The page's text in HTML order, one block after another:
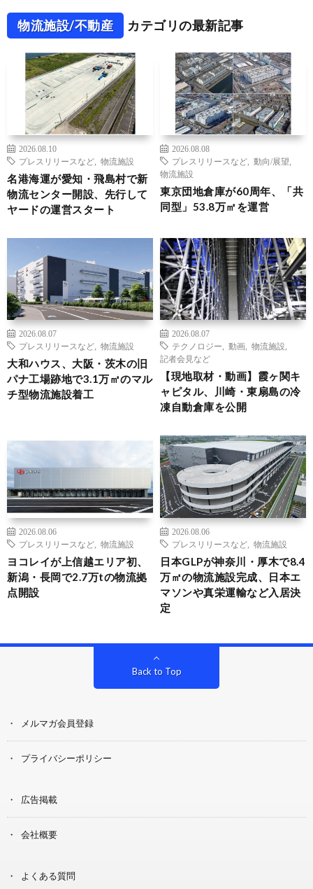
物流施設/不動産 カテゴリの最新記事
2026.08.10
プレスリリースなど
物流施設
名港海運が愛知・飛島村で新
物流センター開設、先行して
ヤードの運営スタート
2026.08.08
プレスリリースなど
動向/展望
物流施設
東京団地倉庫が60周年、「共
同型」53.8万㎡を運営
2026.08.07
プレスリリースなど
物流施設
大和ハウス、大阪・茨木の旧
パナ工場跡地で3.1万㎡のマル
チ型物流施設着工
2026.08.07
テクノロジー
動画 物流施設
記者会見など
【現地取材・動画】霞ヶ関キ
ャピタル、川崎・東扇島の冷
凍自動倉庫を公開
2026.08.06
プレスリリースなど
物流施設
ヨコレイが上信越エリア初、
新潟・長岡で2.7万tの物流拠
点開設
2026.08.06
プレスリリースなど
物流施設
日本GLPが神奈川・厚木で8.4
万㎡の物流施設完成、日本エ
マソンや真栄運輸など入居決
定
Back to Top
メルマガ会員登録
プライバシーポリシー
広告掲載
会社概要
よくある質問